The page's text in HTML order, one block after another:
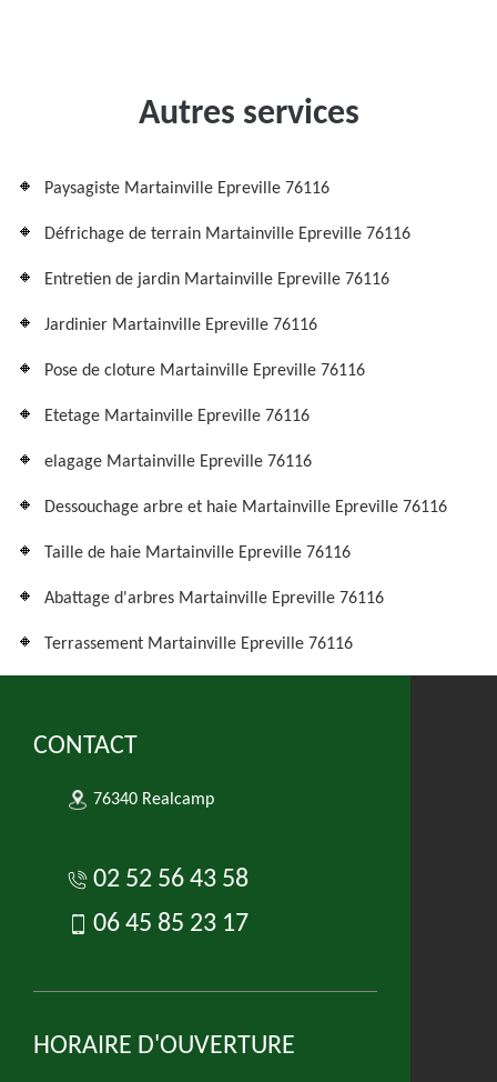
Autres services
Paysagiste Martainville Epreville 76116
Défrichage de terrain Martainville Epreville 76116
Entretien de jardin Martainville Epreville 76116
Jardinier Martainville Epreville 76116
Pose de cloture Martainville Epreville 76116
Etetage Martainville Epreville 76116
elagage Martainville Epreville 76116
Dessouchage arbre et haie Martainville Epreville 76116
Taille de haie Martainville Epreville 76116
Abattage d'arbres Martainville Epreville 76116
Terrassement Martainville Epreville 76116
CONTACT
76340 Realcamp
02 52 56 43 58
06 45 85 23 17
HORAIRE D'OUVERTURE